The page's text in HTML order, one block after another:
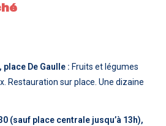
place De Gaulle : Fruits et légumes
Restauration sur place. Une dizaine
(sauf place centrale jusqu’à 13h),